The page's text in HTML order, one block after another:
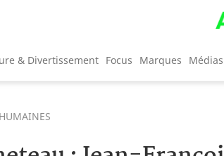
& Divertissement Focus Marques Médias